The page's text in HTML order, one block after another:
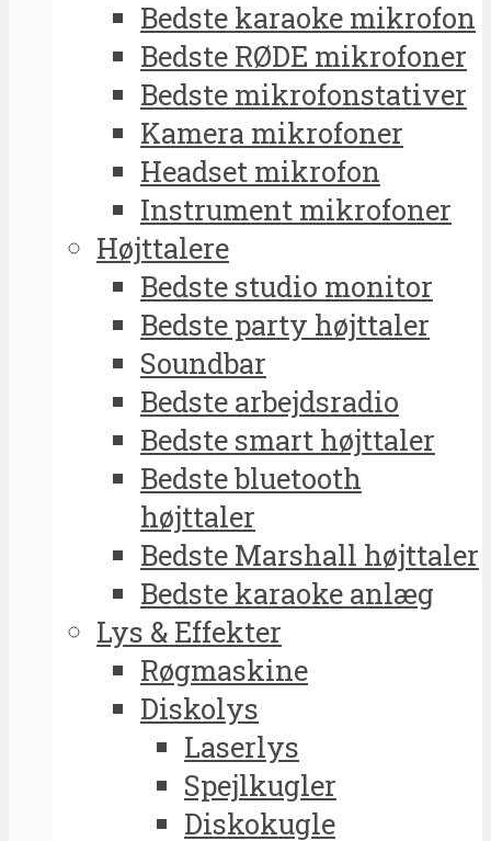
Bedste karaoke mikrofon
Bedste RØDE mikrofoner
Bedste mikrofonstativer
Kamera mikrofoner
Headset mikrofon
Instrument mikrofoner
Højttalere
Bedste studio monitor
Bedste party højttaler
Soundbar
Bedste arbejdsradio
Bedste smart højttaler
Bedste bluetooth
højttaler
Bedste Marshall højttaler
Bedste karaoke anlæg
Lys & Effekter
Røgmaskine
Diskolys
Laserlys
Spejlkugler
Diskokugle